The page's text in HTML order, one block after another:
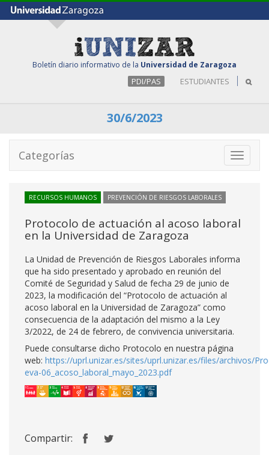
Boletín diario informativo de la Universidad de Zaragoza
PDI/PAS ESTUDIANTES
30/6/2023
Toggle
Categorías
RECURSOS HUMANOS PREVENCIÓN DE RIESGOS LABORALES
Protocolo de actuación al acoso laboral
en la Universidad de Zaragoza
La Unidad de Prevención de Riesgos Laborales informa
que ha sido presentado y aprobado en reunión del
Comité de Seguridad y Salud de fecha 29 de junio de
2023, la modificación del “Protocolo de actuación al
acoso laboral en la Universidad de Zaragoza” como
consecuencia de la adaptación del mismo a la Ley
3/2022, de 24 de febrero, de convivencia universitaria.
Puede consultarse dicho Protocolo en nuestra página
web: https://uprl.unizar.es/sites/uprl.unizar.es/files/archivos/
eva-06_acoso_laboral_mayo_2023.pdf
Compartir: